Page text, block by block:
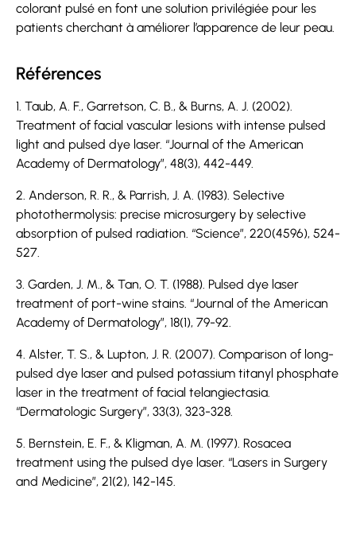
colorant pulsé en font une solution privilégiée pour les
patients cherchant à améliorer l’apparence de leur peau.
Références
1. Taub, A. F., Garretson, C. B., & Burns, A. J. (2002).
Treatment of facial vascular lesions with intense pulsed
light and pulsed dye laser. “Journal of the American
Academy of Dermatology”, 48(3), 442-449.
2. Anderson, R. R., & Parrish, J. A. (1983). Selective
photothermolysis: precise microsurgery by selective
absorption of pulsed radiation. “Science”, 220(4596), 524-
527.
3. Garden, J. M., & Tan, O. T. (1988). Pulsed dye laser
treatment of port-wine stains. “Journal of the American
Academy of Dermatology”, 18(1), 79-92.
4. Alster, T. S., & Lupton, J. R. (2007). Comparison of long-
pulsed dye laser and pulsed potassium titanyl phosphate
laser in the treatment of facial telangiectasia.
“Dermatologic Surgery”, 33(3), 323-328.
5. Bernstein, E. F., & Kligman, A. M. (1997). Rosacea
treatment using the pulsed dye laser. “Lasers in Surgery
and Medicine”, 21(2), 142-145.